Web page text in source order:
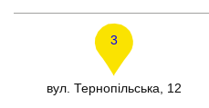
3
вул. Тернопільська, 12